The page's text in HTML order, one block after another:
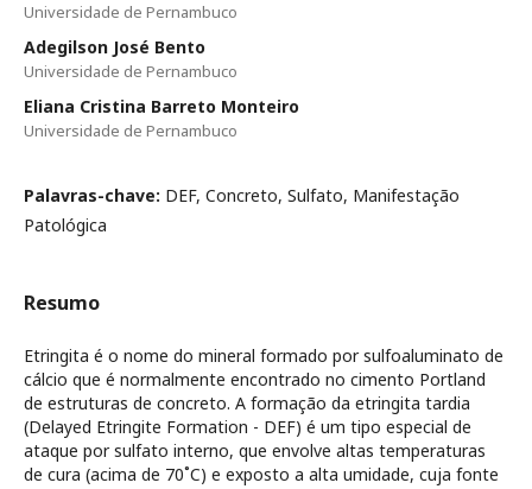
Universidade de Pernambuco
Adegilson José Bento
Universidade de Pernambuco
Eliana Cristina Barreto Monteiro
Universidade de Pernambuco
Palavras-chave: DEF, Concreto, Sulfato, Manifestação
Patológica
Resumo
Etringita é o nome do mineral formado por sulfoaluminato de
cálcio que é normalmente encontrado no cimento Portland
de estruturas de concreto. A formação da etringita tardia
(Delayed Etringite Formation - DEF) é um tipo especial de
ataque por sulfato interno, que envolve altas temperaturas
de cura (acima de 70˚C) e exposto a alta umidade, cuja fonte